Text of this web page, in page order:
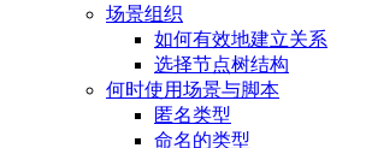
场景组织
如何有效地建立关系
选择节点树结构
何时使用场景与脚本
匿名类型
命名的类型